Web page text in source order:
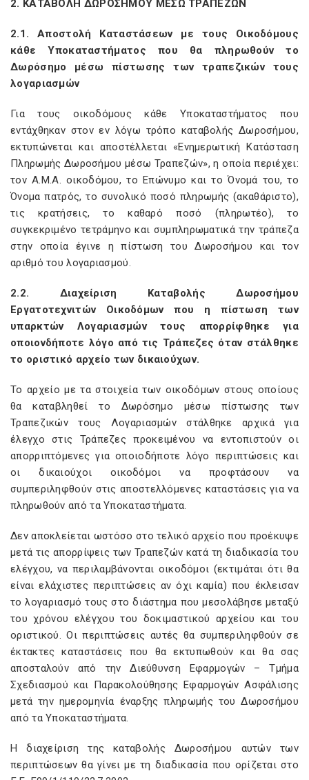
2. ΚΑΤΑΒΟΛΗ ΔΩΡΟΣΗΜΟΥ ΜΕΣΩ ΤΡΑΠΕΖΩΝ
2.1. Αποστολή Καταστάσεων με τους Οικοδόμους
κάθε Υποκαταστήματος που θα πληρωθούν το
Δωρόσημο μέσω πίστωσης των τραπεζικών τους
λογαριασμών
Για τους οικοδόμους κάθε Υποκαταστήματος που
εντάχθηκαν στον εν λόγω τρόπο καταβολής Δωροσήμου,
εκτυπώνεται και αποστέλλεται «Ενημερωτική Κατάσταση
Πληρωμής Δωροσήμου μέσω Τραπεζών», η οποία περιέχει:
τον Α.Μ.Α. οικοδόμου, το Επώνυμο και το Όνομά του, το
Όνομα πατρός, το συνολικό ποσό πληρωμής (ακαθάριστο),
τις κρατήσεις, το καθαρό ποσό (πληρωτέο), το
συγκεκριμένο τετράμηνο και συμπληρωματικά την τράπεζα
στην οποία έγινε η πίστωση του Δωροσήμου και τον
αριθμό του λογαριασμού.
2.2. Διαχείριση Καταβολής Δωροσήμου
Εργατοτεχνιτών Οικοδόμων που η πίστωση των
υπαρκτών Λογαριασμών τους απορρίφθηκε για
οποιονδήποτε λόγο από τις Τράπεζες όταν στάλθηκε
το οριστικό αρχείο των δικαιούχων.
Το αρχείο με τα στοιχεία των οικοδόμων στους οποίους
θα καταβληθεί το Δωρόσημο μέσω πίστωσης των
Τραπεζικών τους Λογαριασμών στάλθηκε αρχικά για
έλεγχο στις Τράπεζες προκειμένου να εντοπιστούν οι
απορριπτόμενες για οποιοδήποτε λόγο περιπτώσεις και
οι δικαιούχοι οικοδόμοι να προφτάσουν να
συμπεριληφθούν στις αποστελλόμενες καταστάσεις για να
πληρωθούν από τα Υποκαταστήματα.
Δεν αποκλείεται ωστόσο στο τελικό αρχείο που προέκυψε
μετά τις απορρίψεις των Τραπεζών κατά τη διαδικασία του
ελέγχου, να περιλαμβάνονται οικοδόμοι (εκτιμάται ότι θα
είναι ελάχιστες περιπτώσεις αν όχι καμία) που έκλεισαν
το λογαριασμό τους στο διάστημα που μεσολάβησε μεταξύ
του χρόνου ελέγχου του δοκιμαστικού αρχείου και του
οριστικού. Οι περιπτώσεις αυτές θα συμπεριληφθούν σε
έκτακτες καταστάσεις που θα εκτυπωθούν και θα σας
αποσταλούν από την Διεύθυνση Εφαρμογών – Τμήμα
Σχεδιασμού και Παρακολούθησης Εφαρμογών Ασφάλισης
μετά την ημερομηνία έναρξης πληρωμής του Δωροσήμου
από τα Υποκαταστήματα.
Η διαχείριση της καταβολής Δωροσήμου αυτών των
περιπτώσεων θα γίνει με τη διαδικασία που ορίζεται στο